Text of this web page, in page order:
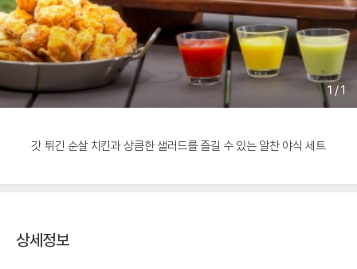
1 /1
갓 튀긴 순살 치킨과 상큼한 샐러드를 즐길 수 있는 알찬 야식 세트
상세정보